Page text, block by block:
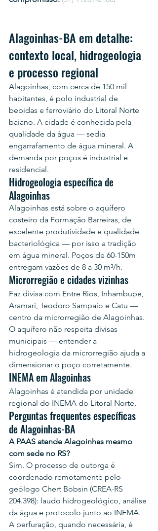
Alagoinhas-BA em detalhe:
contexto local, hidrogeologia
e processo regional
Alagoinhas, com cerca de 150 mil
habitantes, é polo industrial de
bebidas e ferroviário do Litoral Norte
baiano. A cidade é conhecida pela
qualidade da água — sedia
engarrafamento de água mineral. A
demanda por poços é industrial e
residencial.
Hidrogeologia específica de
Alagoinhas
Alagoinhas está sobre o aquífero
costeiro da Formação Barreiras, de
excelente produtividade e qualidade
bacteriológica — por isso a tradição
em água mineral. Poços de 60-150m
entregam vazões de 8 a 30 m³/h.
Microrregião e cidades vizinhas
Faz divisa com Entre Rios, Inhambupe,
Aramari, Teodoro Sampaio e Catu —
centro da microrregião de Alagoinhas.
O aquífero não respeita divisas
municipais — entender a
hidrogeologia da microrregião ajuda a
dimensionar o poço corretamente.
INEMA em Alagoinhas
Alagoinhas é atendida por unidade
regional do INEMA do Litoral Norte.
Perguntas frequentes específicas
de Alagoinhas-BA
A PAAS atende Alagoinhas mesmo
com sede no RS?
Sim. O processo de outorga é
coordenado remotamente pelo
geólogo Chert Bobsin (CREA-RS
204.398): laudo hidrogeológico, análise
da água e protocolo junto ao INEMA.
A perfuração, quando necessária, é